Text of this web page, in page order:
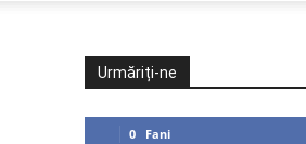
Urmăriți-ne
0 Fani